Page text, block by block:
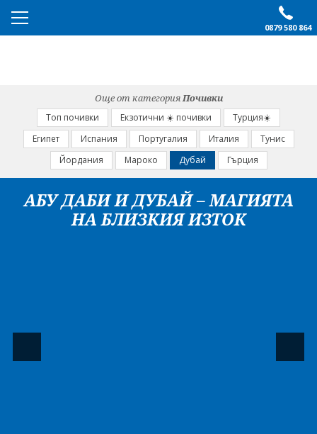
0879 580 864
ПОЧИВКИ
Контакти
Условия за записване
Политика за лични
Документи
Още от категорияПочивки
Топ почивки Екзотични ☀️ почивки
Турция☀️
Египет
Испания Португалия Италия
Тунис
Йордания
Мароко Дубай Гърция
АБУ ДАБИ И ДУБАЙ – МАГИЯТА
НА БЛИЗКИЯ ИЗТОК